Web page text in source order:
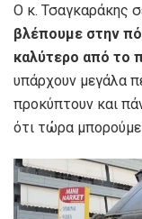
Ο κ. Τσαγκαράκης
βλέπουμε στην
καλύτερο από το
υπάρχουν μεγάλα
προκύπτουν και
ότι τώρα